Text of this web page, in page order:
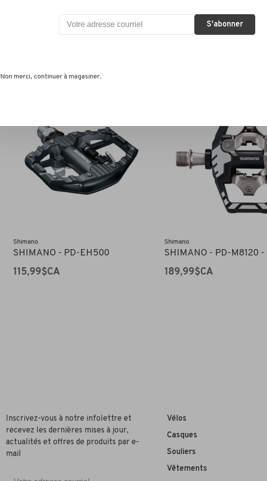
GIANT - City Sport
SHIMANO - Pédales -
PD-R8000
Shimano
SHIMANO - PD-EH500
115,99$CA
Shimano
SHIMANO - PD-M8120 -
189,99$CA
Inscrivez-vous à notre infolettre et
recevez les dernières mises à jour,
actualités et offres de produits par e-
mail
Vélos
Casques
Souliers
Vêtements
S'abonner
Non merci, continuer à magasiner.